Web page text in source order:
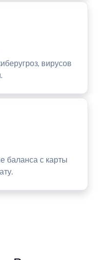
вирусов
баланса с карты